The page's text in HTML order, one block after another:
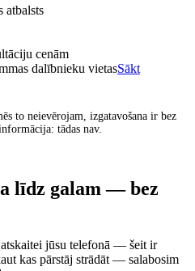
atbalsts
cenām
dalībnieku vietasSākt
to neievērojam, izgatavošana ir bez
tādas nav.
līdz galam — bez
jūsu telefonā — šeit ir
kas pārstāj strādāt — salabosim